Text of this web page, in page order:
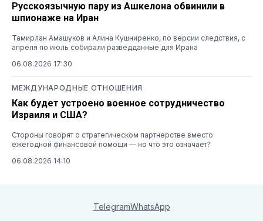
Русскоязычную пару из Ашкелона обвинили в
шпионаже на Иран
Тамирлан Амашуков и Алина Кушниренко, по версии следствия, с
апреля по июль собирали разведданные для Ирана
06.08.2026 17:30
МЕЖДУНАРОДНЫЕ ОТНОШЕНИЯ
Как будет устроено военное сотрудничество
Израиля и США?
Стороны говорят о стратегическом партнерстве вместо
ежегодной финансовой помощи — но что это означает?
06.08.2026 14:10
TelegramWhatsApp